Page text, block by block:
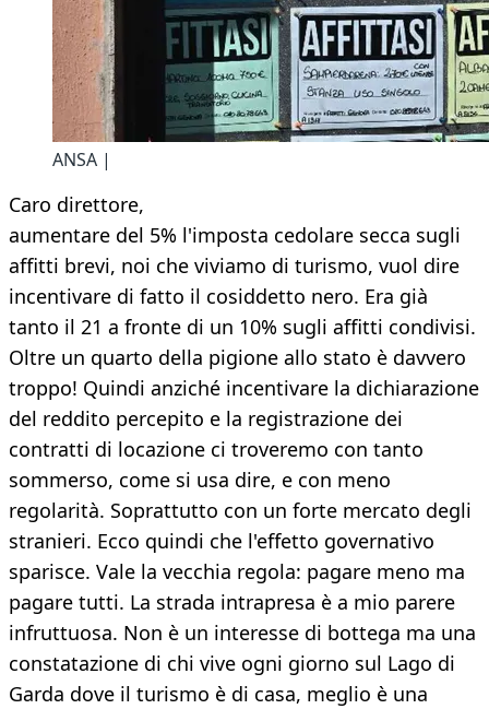
ANSA |
Caro direttore,
aumentare del 5% l'imposta cedolare secca sugli
affitti brevi, noi che viviamo di turismo, vuol dire
incentivare di fatto il cosiddetto nero. Era già
tanto il 21 a fronte di un 10% sugli affitti condivisi.
Oltre un quarto della pigione allo stato è davvero
troppo! Quindi anziché incentivare la dichiarazione
del reddito percepito e la registrazione dei
contratti di locazione ci troveremo con tanto
sommerso, come si usa dire, e con meno
regolarità. Soprattutto con un forte mercato degli
stranieri. Ecco quindi che l'effetto governativo
sparisce. Vale la vecchia regola: pagare meno ma
pagare tutti. La strada intrapresa è a mio parere
infruttuosa. Non è un interesse di bottega ma una
constatazione di chi vive ogni giorno sul Lago di
Garda dove il turismo è di casa, meglio è una